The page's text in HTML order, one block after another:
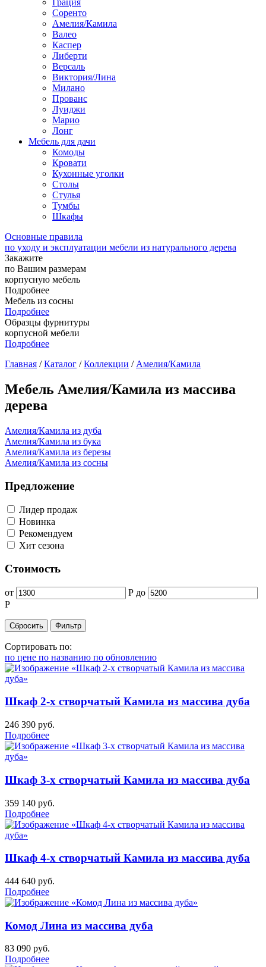
Грация
Соренто
Амелия/Камила
Валео
Каспер
Либерти
Версаль
Виктория/Лина
Милано
Прованс
Луиджи
Марио
Лонг
Мебель для дачи
Комоды
Кровати
Кухонные уголки
Столы
Стулья
Тумбы
Шкафы
Основные правила
по уходу и эксплуатации мебели из натурального дерева
Закажите
по Вашим размерам
корпусную мебель
Подробнее
Мебель из сосны
Подробнее
Образцы фурнитуры
корпусной мебели
Подробнее
Главная /Каталог /Коллекции / Амелия/Камила
Мебель Амелия/Камила из массива
дерева
Амелия/Камила из дуба
Амелия/Камила из бука
Амелия/Камила из березы
Амелия/Камила из сосны
Предложение
Лидер продаж
Новинка
Рекомендуем
Хит сезона
Стоимость
от Р до
Р
Сортировать по:
по цене по названию по обновлению
Шкаф 2-х створчатый Камила из массива дуба
246 390 руб.
Подробнее
Шкаф 3-х створчатый Камила из массива дуба
359 140 руб.
Подробнее
Шкаф 4-х створчатый Камила из массива дуба
444 640 руб.
Подробнее
Комод Лина из массива дуба
83 090 руб.
Подробнее